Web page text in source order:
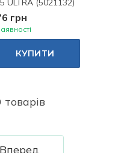
ULTRA (5021132)
грн
КУПИТИ
Вперед